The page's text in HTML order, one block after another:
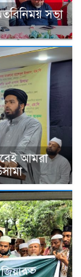
সভা
আমরা